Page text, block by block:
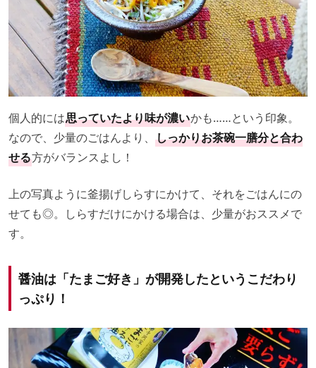
個人的には思っていたより味が濃いかも……という印象。
なので、少量のごはんより、 しっかりお茶碗一膳分と合わ
せる方がバランスよし！
上の写真ように釜揚げしらすにかけて、それをごはんにの
せても◎。しらすだけにかける場合は、少量がおススメで
す。
醤油は「たまご好き」が開発したというこだわり
っぷり！